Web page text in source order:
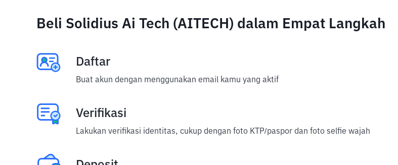
Beli Solidius Ai Tech (AITECH) dalam Empat Langkah
Daftar
Buat akun dengan menggunakan email kamu yang aktif
Verifikasi
Lakukan verifikasi identitas, cukup dengan foto KTP/paspor dan foto selfie wajah